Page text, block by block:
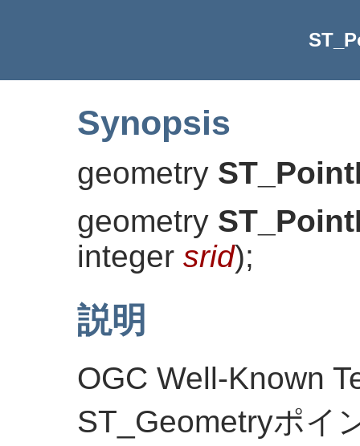
Synopsis
geometry
geometry
integer srid);
説明
OGC Well-Known
ST_Geometryポイ